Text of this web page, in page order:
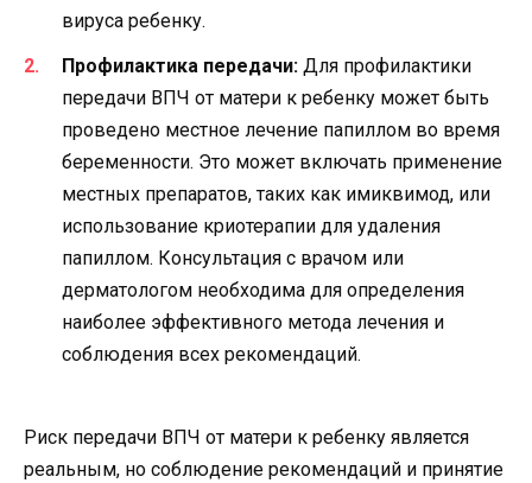
вируса ребенку.
Профилактика передачи: Для профилактики
передачи ВПЧ от матери к ребенку может быть
проведено местное лечение папиллом во время
беременности. Это может включать применение
местных препаратов, таких как имиквимод, или
использование криотерапии для удаления
папиллом. Консультация с врачом или
дерматологом необходима для определения
наиболее эффективного метода лечения и
соблюдения всех рекомендаций.
Риск передачи ВПЧ от матери к ребенку является
реальным, но соблюдение рекомендаций и принятие